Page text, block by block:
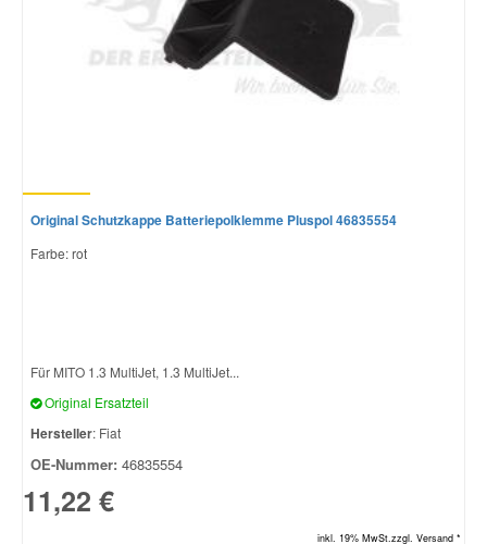
Original Schutzkappe Batteriepolklemme Pluspol 46835554
Farbe: rot
Für MITO 1.3 MultiJet, 1.3 MultiJet...
Original Ersatzteil
Hersteller: Fiat
OE-Nummer: 46835554
11,22 €
inkl. 19% MwSt.zzgl. Versand *
Toyota Ersatzteile